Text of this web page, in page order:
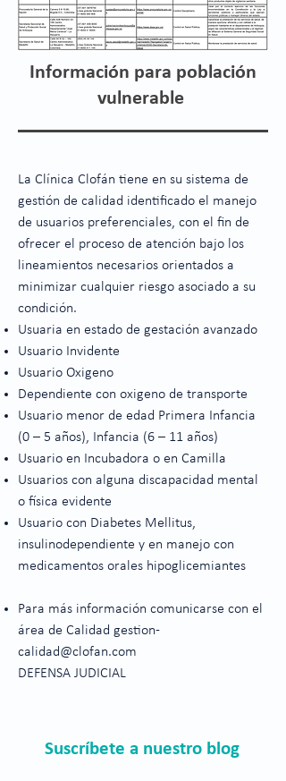
Información para población
vulnerable
La Clínica Clofán tiene en su sistema de
gestión de calidad identificado el manejo
de usuarios preferenciales, con el fin de
ofrecer el proceso de atención bajo los
lineamientos necesarios orientados a
minimizar cualquier riesgo asociado a su
condición.
Usuaria en estado de gestación avanzado
Usuario Invidente
Usuario Oxigeno
Dependiente con oxigeno de transporte
Usuario menor de edad Primera Infancia
(0 – 5 años), Infancia (6 – 11 años)
Usuario en Incubadora o en Camilla
Usuarios con alguna discapacidad mental
o física evidente
Usuario con Diabetes Mellitus,
insulinodependiente y en manejo con
medicamentos orales hipoglicemiantes
Para más información comunicarse con el
área de Calidad gestion-
calidad@clofan.com
DEFENSA JUDICIAL
Suscríbete a nuestro blog